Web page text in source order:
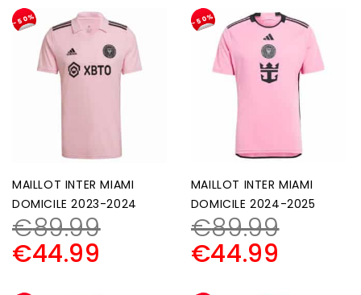
-50%
MAILLOT INTER MIAMI
DOMICILE 2023-2024
€89.99
€44.99
-50%
MAILLOT INTER MIAMI
DOMICILE 2024-2025
€89.99
€44.99